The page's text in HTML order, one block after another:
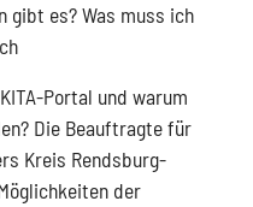
gibt es? Was muss ich
Portal und warum
Die Beauftragte für
Kreis Rendsburg-
der